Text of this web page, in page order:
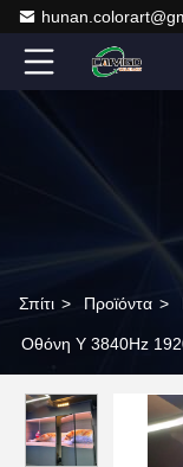
Σπίτι > Προϊόντα >
Οθόνη Υ 3840Hz